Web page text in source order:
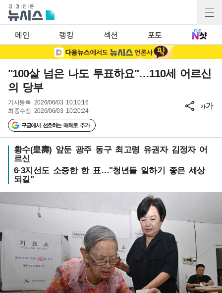
메인 랭킹 섹션 포토
"100살 넘은 나도 투표하요"…110세 어르신
의 당부
기사등록 2026/06/03 10:10:16
최종수정 2026/06/03 10:20:24
구글에서 선호하는 매체로 추가
가가
황수(皇壽) 앞둔 광주 동구 최고령 유권자 김정자 어
르신
6·3지선도 소중한 한 표…"청년들 일하기 좋은 세상
되길"